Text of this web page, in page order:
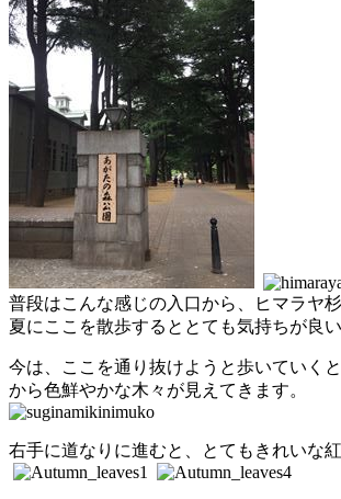
普段はこんな感じの入口から、ヒマラヤ
夏にここを散歩するととても気持ちが良い
今は、ここを通り抜けようと歩いていく
から色鮮やかな木々が見えてきます。
右手に道なりに進むと、とてもきれいな紅